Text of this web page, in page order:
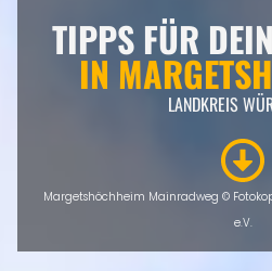
TIPPS FÜR
IN
LANDKREIS
Margetshöchheim Mainradweg ©
e.V.